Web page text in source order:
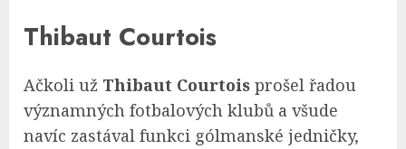
Thibaut Courtois
Ačkoli už Thibaut Courtois prošel řadou
významných fotbalových klubů a všude
navíc zastával funkci gólmanské jedničky,